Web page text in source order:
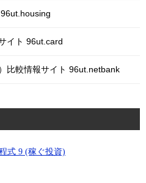
イト 96ut.card
比較情報サイト 96ut.netbank
式 9 (稼ぐ投資)